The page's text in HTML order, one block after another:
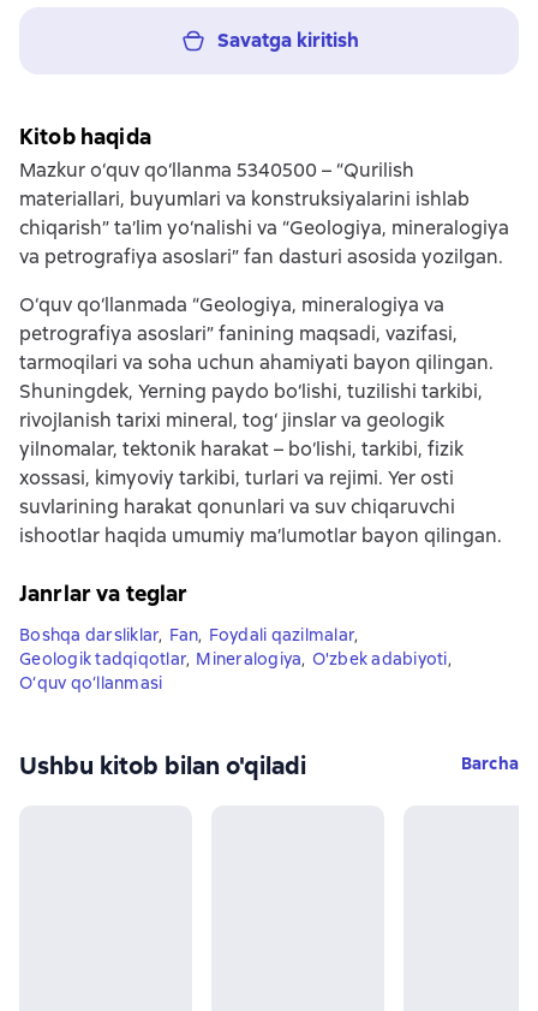
Savatga kiritish
Kitob haqida
Mazkur o‘quv qo‘llanma 5340500 – “Qurilish
materiallari, buyumlari va konstruksiyalarini ishlab
chiqarish” ta’lim yo‘nalishi va “Geologiya, mineralogiya
va petrografiya asoslari” fan dasturi asosida yozilgan.
O‘quv qo‘llanmada “Geologiya, mineralogiya va
petrografiya asoslari” fanining maqsadi, vazifasi,
tarmoqilari va soha uchun ahamiyati bayon qilingan.
Shuningdek, Yerning paydo bo‘lishi, tuzilishi tarkibi,
rivojlanish tarixi mineral, tog‘ jinslar va geologik
yilnomalar, tektonik harakat – bo‘lishi, tarkibi, fizik
xossasi, kimyoviy tarkibi, turlari va rejimi. Yer osti
suvlarining harakat qonunlari va suv chiqaruvchi
ishootlar haqida umumiy ma’lumotlar bayon qilingan.
Janrlar va teglar
Boshqa darsliklar, Fan, Foydali qazilmalar,
Geologik tadqiqotlar, Mineralogiya, O'zbek adabiyoti,
O‘quv qo‘llanmasi
Ushbu kitob bilan o'qiladi Barcha